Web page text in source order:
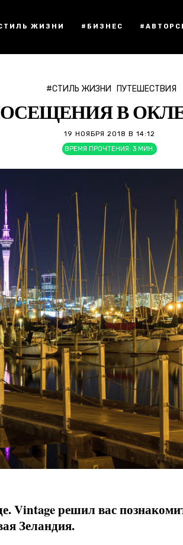
ЖИЗНИ #БИЗНЕС
#СТИЛЬ ЖИЗНИ ПУТЕШЕСТВИЯ
В
19 НОЯБРЯ 2018 В 14:12
ВРЕМЯ ПРОЧТЕНИЯ: 3 МИН.
Vintage решил вас
Зеландия.